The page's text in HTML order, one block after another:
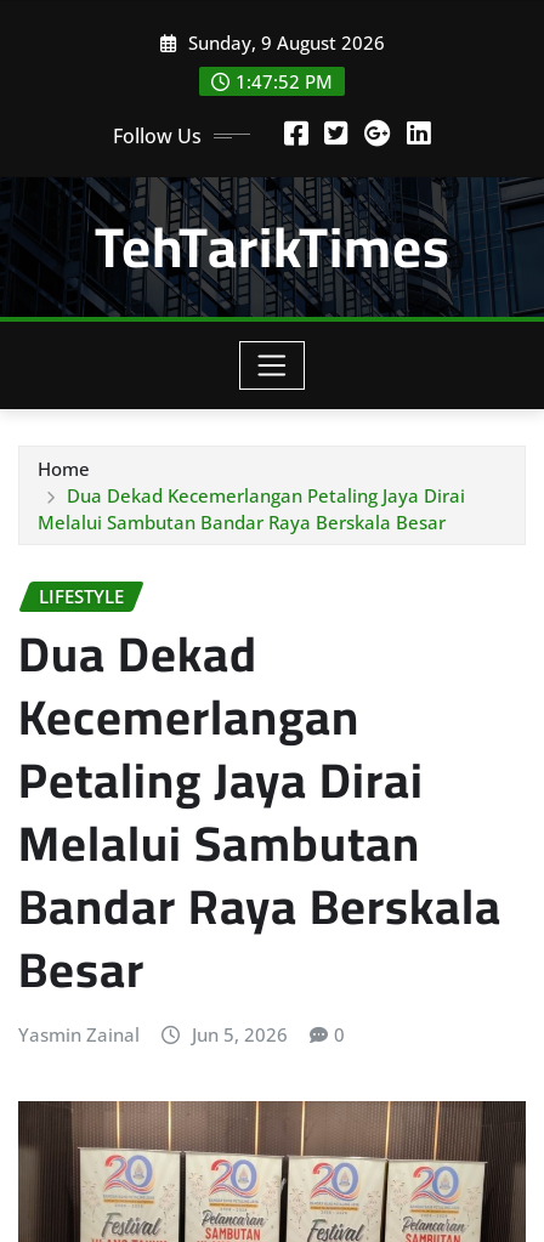
Sunday, 9 August 2026
1:47:54 PM
Follow Us
TehTarikTimes
Home
Dua Dekad Kecemerlangan Petaling Jaya Dirai
Melalui Sambutan Bandar Raya Berskala Besar
LIFESTYLE
Dua Dekad
Kecemerlangan
Petaling Jaya Dirai
Melalui Sambutan
Bandar Raya Berskala
Besar
Yasmin Zainal Jun 5, 2026 0